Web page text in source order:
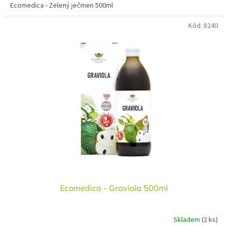
Ecomedica - Zelený ječmen 500ml
Ecomedica - Graviola 500ml
Skladem (2 ks)
Kód: 8240